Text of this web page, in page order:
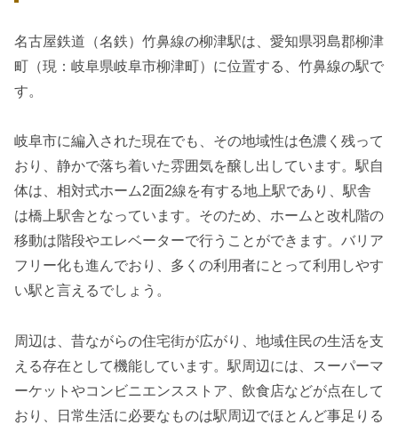
名古屋鉄道（名鉄）竹鼻線の柳津駅は、愛知県羽島郡柳津
町（現：岐阜県岐阜市柳津町）に位置する、竹鼻線の駅で
す。
岐阜市に編入された現在でも、その地域性は色濃く残って
おり、静かで落ち着いた雰囲気を醸し出しています。駅自
体は、相対式ホーム2面2線を有する地上駅であり、駅舎
は橋上駅舎となっています。そのため、ホームと改札階の
移動は階段やエレベーターで行うことができます。バリア
フリー化も進んでおり、多くの利用者にとって利用しやす
い駅と言えるでしょう。
周辺は、昔ながらの住宅街が広がり、地域住民の生活を支
える存在として機能しています。駅周辺には、スーパーマ
ーケットやコンビニエンスストア、飲食店などが点在して
おり、日常生活に必要なものは駅周辺でほとんど事足りる